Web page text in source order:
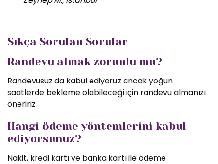
Sıkça Sorulan Sorular
Randevu almak zorunlu mu?
Randevusuz da kabul ediyoruz ancak yoğun
saatlerde bekleme olabileceği için randevu almanızı
öneririz.
Hangi ödeme yöntemlerini kabul
ediyorsunuz?
Nakit, kredi kartı ve banka kartı ile ödeme